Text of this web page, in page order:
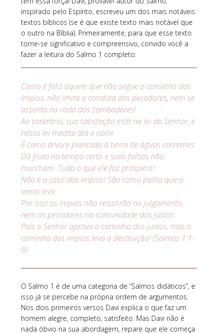
inspirado pelo Espírito, escreveu um dos mais notáveis
textos bíblicos (se é que existe texto mais notável que
o outro na Bíblia). Primeiramente, para que esse texto
torne-se significativo e compreensivo, convido você a
fazer a leitura do Salmo 1 completo:
Como é feliz aquele que não segue o conselho dos
ímpios, não imita a conduta dos pecadores, nem se
assenta na roda dos zombadores!
Ao contrário, sua satisfação está na lei do Senhor, e
nessa lei medita dia e noite.
É como árvore plantada à beira de águas correntes:
Dá fruto no tempo certo e suas folhas não
murcham. Tudo o que ele faz prospera!
Não é o caso dos ímpios! São como palha que o
vento leva.
Por isso os ímpios não resistirão no julgamento,
nem os pecadores na comunidade dos justos.
Pois o Senhor aprova o caminho dos justos, mas o
caminho dos ímpios leva à destruição! (Salmos 1:1-
6)
O Salmo 1 é de uma categoria de “Salmos didáticos”, e
isso já se percebe na própria ordem de argumentos.
Nos dois primeiros versos Davi explica o que faz um
homem alegre, completo, satisfeito. Mas Davi não é
nada óbvio na sua abordagem, repare que ele começa